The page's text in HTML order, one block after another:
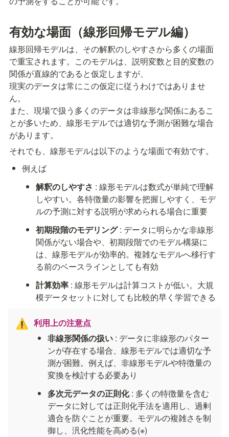
有効な場面（線形回帰モデル編）
線形回帰モデルは、その解釈のしやすさから多くの場面
で重宝されます。このモデルは、説明変数と目的変数の
関係が直線的であると仮定しますが、
現実のデータは常にこの仮定に従うわけではありませ
ん。
また、現場で扱う多くのデータは非線形な関係にあるこ
とが多いため、線形モデルでは適切な予測が困難な場合
があります。
それでも、線形モデルは以下のような場面で有効です。
例えば
解釈のしやすさ : 線形モデルは数式が単純で理解
しやすい。各特徴量の影響を把握しやすく、モデ
ルの予測に対する説明が求められる場合に重要
初期段階のモデリング : データに明らかな非線形
関係がない場合や、初期段階でのモデル構築に
は、線形モデルが効率的。複雑なモデルへ移行す
る前のベースラインとしても有効
計算効率 : 線形モデルは計算コストが低い。大規
模データセットに対しても比較的早く学習できる
⚠️ 利用上の注意点
非線形関係の扱い : データに非線形のパター
ンが存在する場合、線形モデルでは適切な予
測が困難。例えば、非線形モデルや特徴量の
変換を検討する必要あり
多次元データの正則化 : 多くの特徴量を含む
データに対しては正則化手法を適用し、過剰
適合を防ぐことが重要。モデルの複雑さを制
御し、汎化性能を高める(※)